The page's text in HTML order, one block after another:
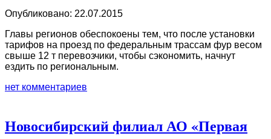
Опубликовано: 22.07.2015
Главы регионов обеспокоены тем, что после установки
тарифов на проезд по федеральным трассам фур весом
свыше 12 т перевозчики, чтобы сэкономить, начнут
ездить по региональным.
нет комментариев
Новосибирский филиал АО «Первая